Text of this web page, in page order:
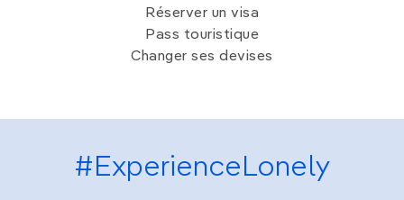
Réserver un visa
Pass touristique
Changer ses devises
#ExperienceLonely